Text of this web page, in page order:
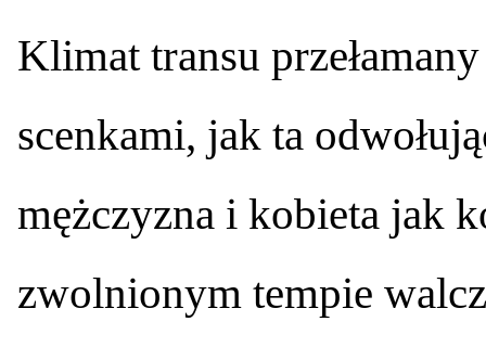
Klimat transu
scenkami, jak ta
mężczyzna i kobieta jak
zwolnionym tempie